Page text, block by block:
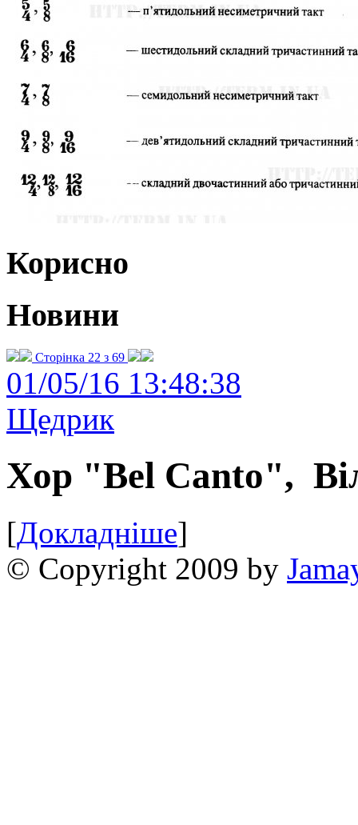
Корисно
Новини
Сторінка 22 з 69
01/05/16 13:48:38
Щедрик
Хор "Bel Canto",
[Докладніше]
© Copyright 2009 by